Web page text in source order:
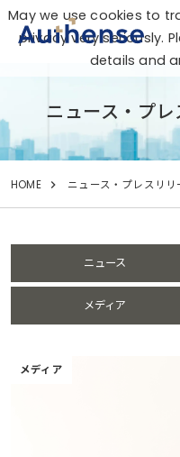
ニュース・プ
HOME ニュース・プレスリリ
ニュース
メディア
メディア
May we use cookies to
privacy very seriously.
details and